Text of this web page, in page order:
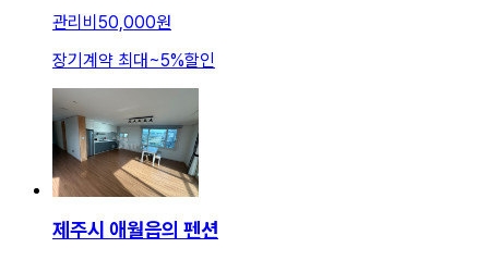
관리비 50,000원
장기계약 최대 ~5%할인
제주시 애월읍의 펜션